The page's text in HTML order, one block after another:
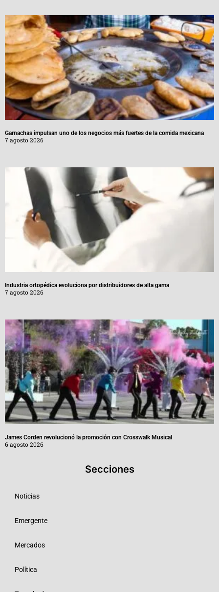
Garnachas impulsan uno de los negocios más fuertes de la comida mexicana
7 agosto 2026
Industria ortopédica evoluciona por distribuidores de alta gama
7 agosto 2026
James Corden revolucionó la promoción con Crosswalk Musical
6 agosto 2026
Secciones
Noticias
Emergente
Mercados
Política